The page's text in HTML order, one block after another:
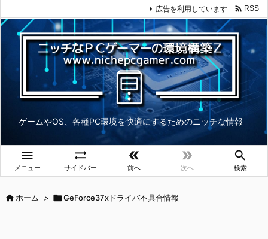
ゲームやOS、各種PC環境を快適にするためのニッチな情報

メニュー

サイドバー

前へ

次へ

検索
広告を利用しています  RSS
ホーム > GeForce37xドライバ不具合情報